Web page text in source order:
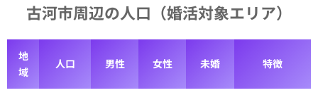
古河市周辺の人口（婚活対象エリア）
地
域
人口 男性 女性 未婚 特徴